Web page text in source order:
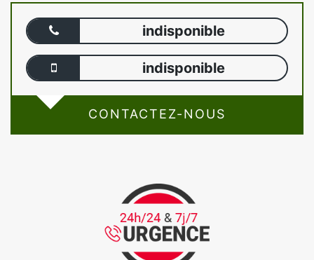
indisponible
indisponible
CONTACTEZ-NOUS